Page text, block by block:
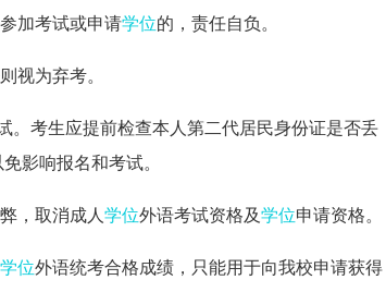
加考试或申请学位的，责任自负。
视为弃考。
。考生应提前检查本人第二代居民身份证是否丢
影响报名和考试。
，取消成人 学位外语考试资格及学位申请资格。
学位外语统考合格成绩，只能用于向我校申请获得